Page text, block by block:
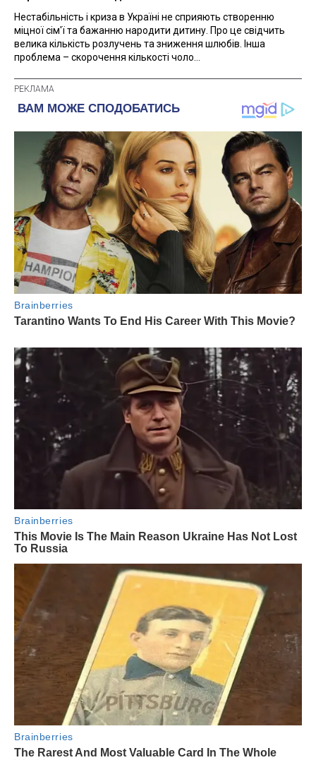
Нестабільність і криза в Україні не сприяють створенню
міцної сім'ї та бажанню народити дитину. Про це свідчить
велика кількість розлучень та зниження шлюбів. Інша
проблема – скорочення кількості чоло...